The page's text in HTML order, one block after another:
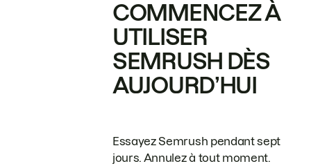
COMMENCEZ À
UTILISER
SEMRUSH DÈS
AUJOURD’HUI
Essayez Semrush pendant sept
jours. Annulez à tout moment.